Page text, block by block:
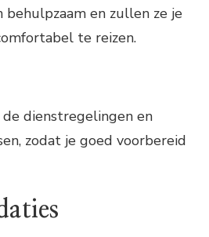
en zullen ze je
te reizen.
dienstregelingen en
zodat je goed voorbereid